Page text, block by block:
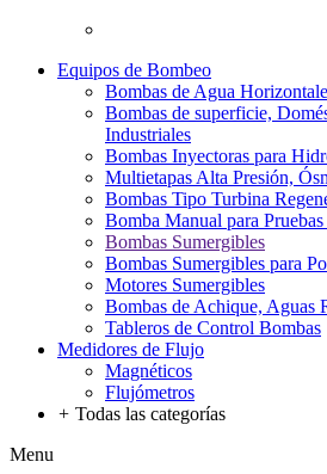
Equipos de Bombeo
Bombas de Agua
Bombas de superficie,
Industriales
Bombas Inyectoras para
Multietapas Alta Presión,
Bombas Tipo Turbina
Bomba Manual para
Bombas Sumergibles
Bombas Sumergibles para
Motores Sumergibles
Bombas de Achique, Aguas
Tableros de Control Bombas
Medidores de Flujo
Magnéticos
Flujómetros
+ Todas las categorías
Menu